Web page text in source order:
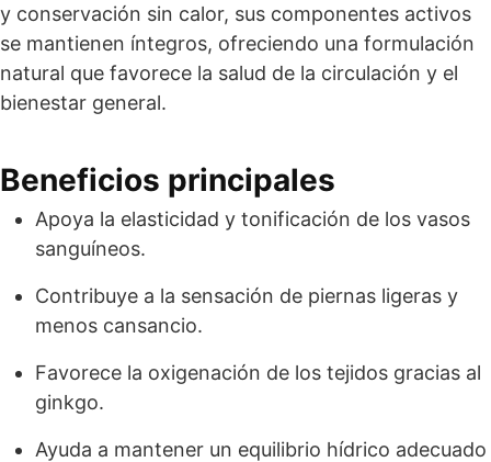
y conservación sin calor, sus componentes activos
se mantienen íntegros, ofreciendo una formulación
natural que favorece la salud de la circulación y el
bienestar general.
Beneficios principales
Apoya la elasticidad y tonificación de los vasos
sanguíneos.
Contribuye a la sensación de piernas ligeras y
menos cansancio.
Favorece la oxigenación de los tejidos gracias al
ginkgo.
Ayuda a mantener un equilibrio hídrico adecuado